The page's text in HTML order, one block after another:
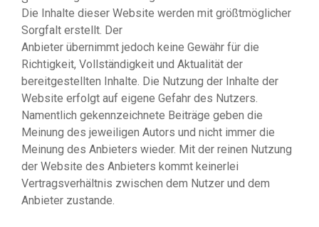
Die Inhalte dieser Website werden mit größtmöglicher
Sorgfalt erstellt. Der
Anbieter übernimmt jedoch keine Gewähr für die
Richtigkeit, Vollständigkeit und Aktualität der
bereitgestellten Inhalte. Die Nutzung der Inhalte der
Website erfolgt auf eigene Gefahr des Nutzers.
Namentlich gekennzeichnete Beiträge geben die
Meinung des jeweiligen Autors und nicht immer die
Meinung des Anbieters wieder. Mit der reinen Nutzung
der Website des Anbieters kommt keinerlei
Vertragsverhältnis zwischen dem Nutzer und dem
Anbieter zustande.